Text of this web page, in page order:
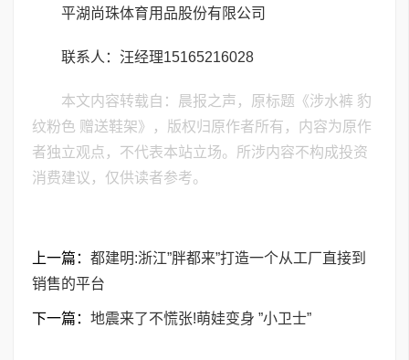
平湖尚珠体育用品股份有限公司
联系人：汪经理15165216028
本文内容转载自：晨报之声，原标题《涉水裤 豹
纹粉色 赠送鞋架》，版权归原作者所有，内容为原作
者独立观点，不代表本站立场。所涉内容不构成投资
消费建议，仅供读者参考。
上一篇： 都建明:浙江”胖都来”打造一个从工厂直接到
销售的平台
下一篇： 地震来了不慌张!萌娃变身 ”小卫士”